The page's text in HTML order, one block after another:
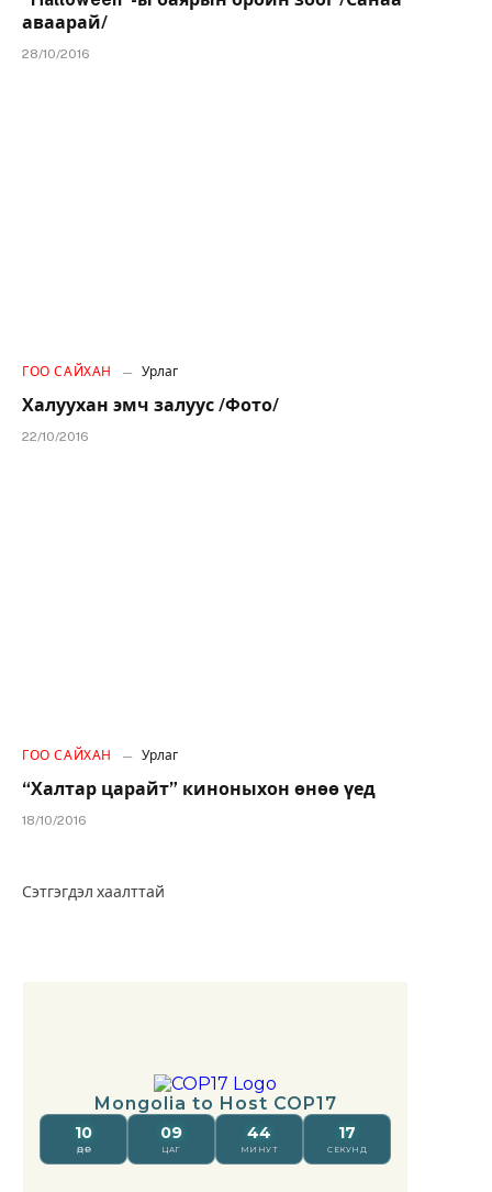
аваарай/
28/10/2016
ГОО САЙХАН Урлаг
Халуухан эмч залуус /Фото/
22/10/2016
ГОО САЙХАН Урлаг
“Халтар царайт” киноныхон өнөө үед
18/10/2016
Сэтгэгдэл хаалттай